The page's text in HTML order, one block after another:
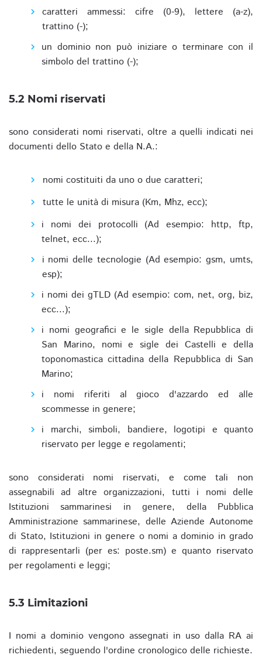
caratteri ammessi: cifre (0-9), lettere (a-z),
trattino (-);
un dominio non può iniziare o terminare con il
simbolo del trattino (-);
5.2 Nomi riservati
sono considerati nomi riservati, oltre a quelli indicati nei
documenti dello Stato e della N.A.:
nomi costituiti da uno o due caratteri;
tutte le unità di misura (Km, Mhz, ecc);
i nomi dei protocolli (Ad esempio: http, ftp,
telnet, ecc...);
i nomi delle tecnologie (Ad esempio: gsm, umts,
esp);
i nomi dei gTLD (Ad esempio: com, net, org, biz,
ecc...);
i nomi geografici e le sigle della Repubblica di
San Marino, nomi e sigle dei Castelli e della
toponomastica cittadina della Repubblica di San
Marino;
i nomi riferiti al gioco d'azzardo ed alle
scommesse in genere;
i marchi, simboli, bandiere, logotipi e quanto
riservato per legge e regolamenti;
sono considerati nomi riservati, e come tali non
assegnabili ad altre organizzazioni, tutti i nomi delle
Istituzioni sammarinesi in genere, della Pubblica
Amministrazione sammarinese, delle Aziende Autonome
di Stato, Istituzioni in genere o nomi a dominio in grado
di rappresentarli (per es: poste.sm) e quanto riservato
per regolamenti e leggi;
5.3 Limitazioni
I nomi a dominio vengono assegnati in uso dalla RA ai
richiedenti, seguendo l'ordine cronologico delle richieste.